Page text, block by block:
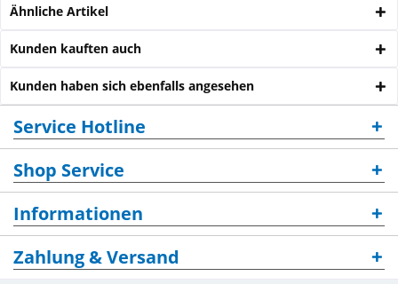
Ähnliche Artikel
Kunden kauften auch
Kunden haben sich ebenfalls angesehen
Service Hotline
Shop Service
Informationen
Zahlung & Versand